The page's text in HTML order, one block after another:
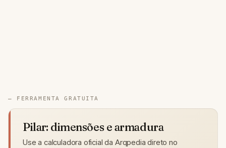
— FERRAMENTA GRATUITA
Pilar: dimensões e armadura
Use a calculadora oficial da Arqpedia direto no